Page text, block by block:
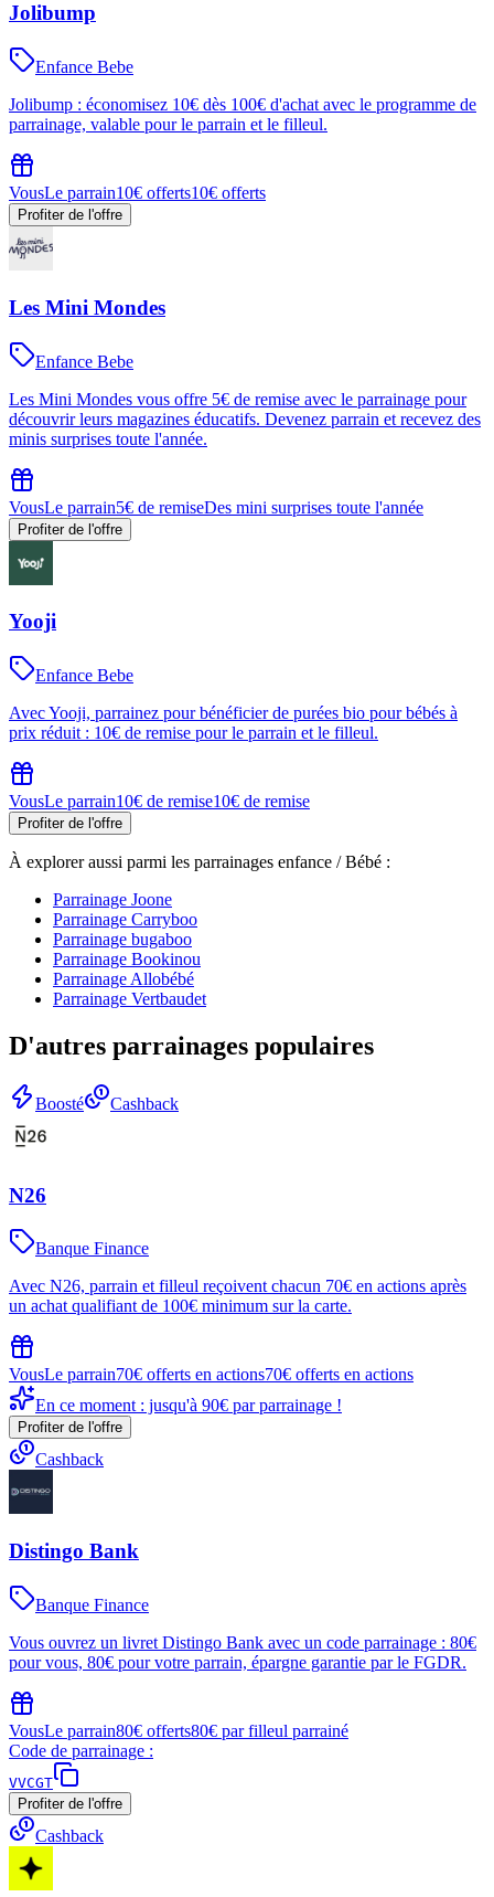
Jolibump
Enfance Bebe
Jolibump : économisez 10€ dès 100€ d'achat avec le programme de
parrainage, valable pour le parrain et le filleul.
VousLe parrain10€ offerts10€ offerts
Profiter de l'offre
Les Mini Mondes
Enfance Bebe
Les Mini Mondes vous offre 5€ de remise avec le parrainage pour
découvrir leurs magazines éducatifs. Devenez parrain et recevez des
minis surprises toute l'année.
VousLe parrain5€ de remiseDes mini surprises toute l'année
Profiter de l'offre
Yooji
Enfance Bebe
Avec Yooji, parrainez pour bénéficier de purées bio pour bébés à
prix réduit : 10€ de remise pour le parrain et le filleul.
VousLe parrain10€ de remise10€ de remise
Profiter de l'offre
À explorer aussi parmi les parrainages enfance / Bébé :
Parrainage Joone
Parrainage Carryboo
Parrainage bugaboo
Parrainage Bookinou
Parrainage Allobébé
Parrainage Vertbaudet
D'autres parrainages populaires
Boosté Cashback
N26
Banque Finance
Avec N26, parrain et filleul reçoivent chacun 70€ en actions après
un achat qualifiant de 100€ minimum sur la carte.
VousLe parrain70€ offerts en actions70€ offerts en actions
En ce moment : jusqu'à 90€ par parrainage !
Profiter de l'offre
Cashback
Distingo Bank
Banque Finance
Vous ouvrez un livret Distingo Bank avec un code parrainage : 80€
pour vous, 80€ pour votre parrain, épargne garantie par le FGDR.
VousLe parrain80€ offerts80€ par filleul parrainé
Code de parrainage :
VVCGT
Profiter de l'offre
Cashback